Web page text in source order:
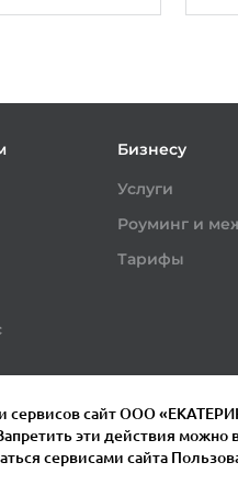
сервисов сайт ООО
эти действия можно
сервисами сайта
Бизнесу
Услуги
Роуминг и
Тарифы